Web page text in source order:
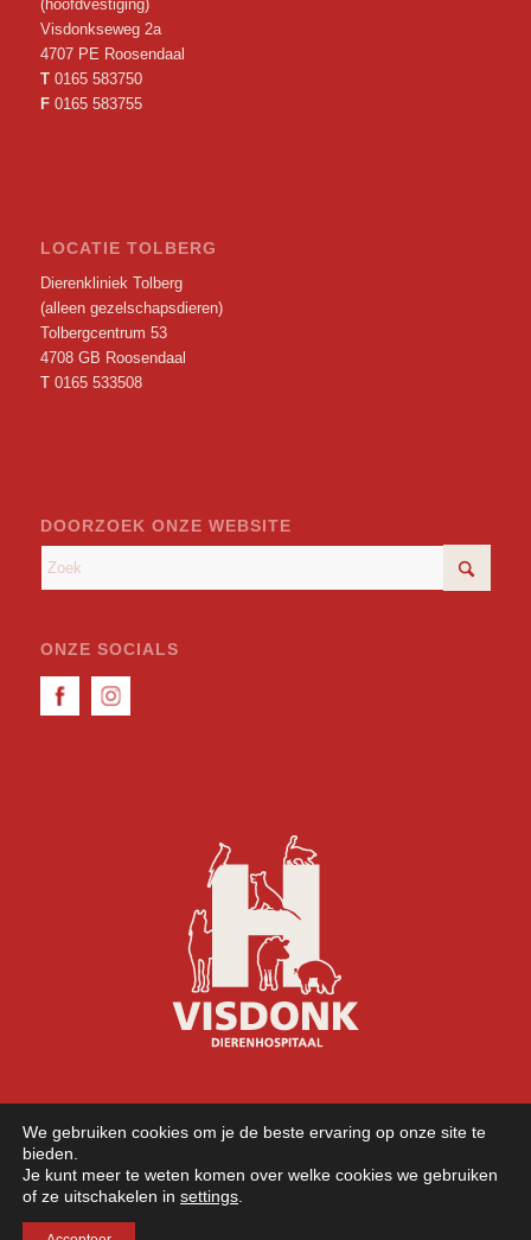
(hoofdvestiging)
Visdonkseweg 2a
4707 PE Roosendaal
T 0165 583750
F 0165 583755
LOCATIE TOLBERG
Dierenkliniek Tolberg
(alleen gezelschapsdieren)
Tolbergcentrum 53
4708 GB Roosendaal
T 0165 533508
DOORZOEK ONZE WEBSITE
ONZE SOCIALS
We gebruiken cookies om je de beste ervaring op onze site te
bieden.
Je kunt meer te weten komen over welke cookies we gebruiken
of ze uitschakelen in settings